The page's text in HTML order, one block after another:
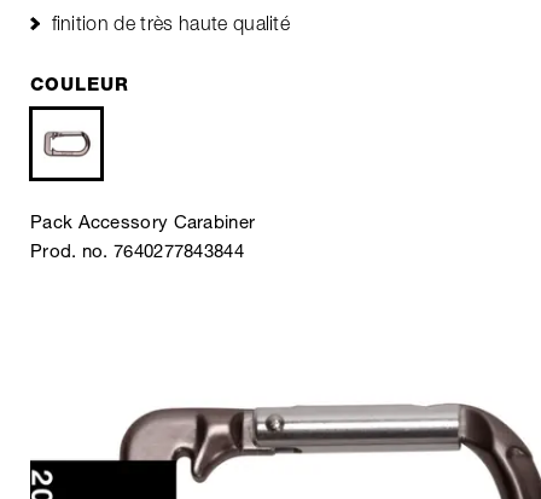
finition de très haute qualité
COULEUR
Pack Accessory Carabiner
Prod. no. 7640277843844